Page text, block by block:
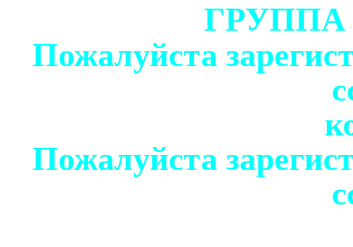
Пожалуйста
Пожалуйста